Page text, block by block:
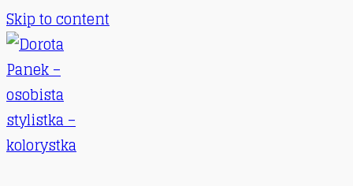
Skip to content